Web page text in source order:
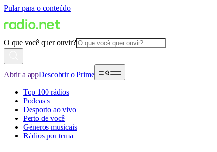
Pular para o conteúdo
O que você quer ouvir?
Abrir a appDescobrir o Prime
Top 100 rádios
Podcasts
Desporto ao vivo
Perto de você
Géneros musicais
Rádios por tema